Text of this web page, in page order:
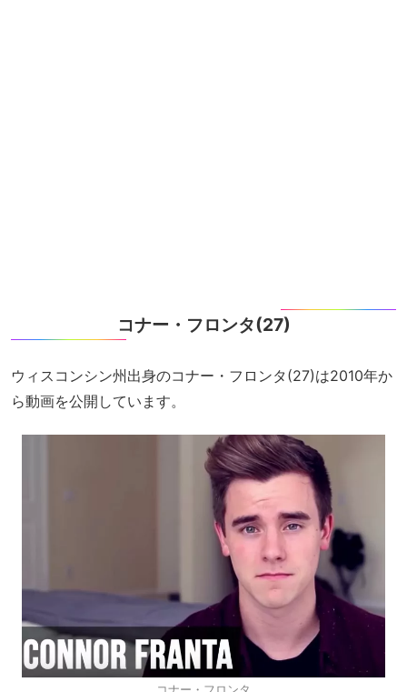
コナー・フロンタ(27)
ウィスコンシン州出身のコナー・フロンタ(27)は2010年か
ら動画を公開しています。